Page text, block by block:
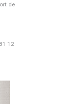
de
12